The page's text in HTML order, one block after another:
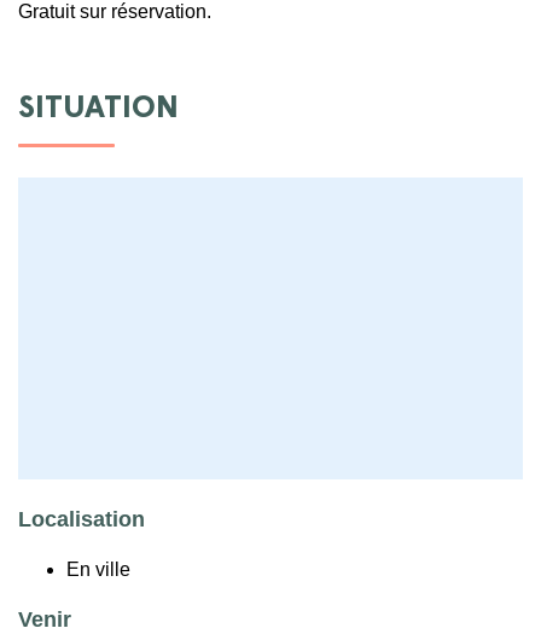
Gratuit sur réservation.
SITUATION
Localisation
En ville
Venir